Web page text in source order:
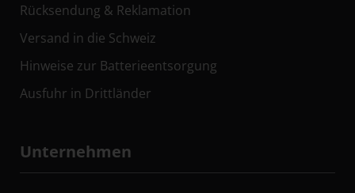
Rücksendung & Reklamation
Versand in die Schweiz
Hinweise zur Batterieentsorgung
Ausfuhr in Drittländer
Unternehmen